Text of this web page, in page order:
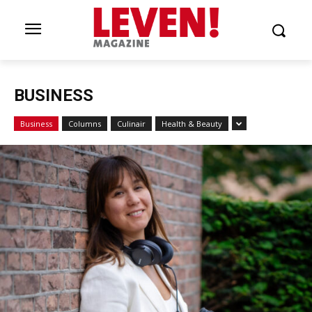
BUSINESS
Business Columns Culinair Health & Beauty